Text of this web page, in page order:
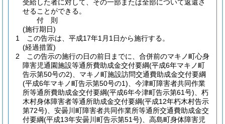
受給した者に対して、その一部または全部について返還さ
せることができる。
付 則
(施行期日)
1
この告示は、平成17年1月1日から施行する。
(経過措置)
2
この告示の施行の日の前日までに、合併前のマキノ町心身
障害児通園施設等通所費助成金交付要綱(平成6年マキノ町
告示第50号の2) 、マキノ町施設訪問交通費助成金交付要綱
(平成6年マキノ町告示第50号の1) 、今津町障害者共同作業
所等通所費助成金交付要綱(平成6年今津町告示第61号) 、朽
木村身体障害者等通所助成金交付要綱(平成12年朽木村告示
第72号) 、安曇川町障害者共同作業所等通所交通費助成金交
付要綱(平成13年安曇川町告示第51号) 、高島町身体障害児